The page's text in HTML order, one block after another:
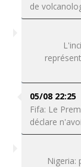
de
05/08 22:25
Fifa: Le
déclare
Nigeria: